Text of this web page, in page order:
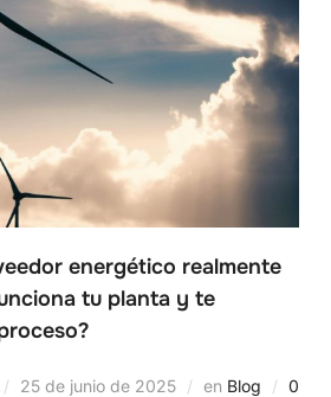
energético realmente
tu planta y te
25 de junio de 2025 en Blog
0